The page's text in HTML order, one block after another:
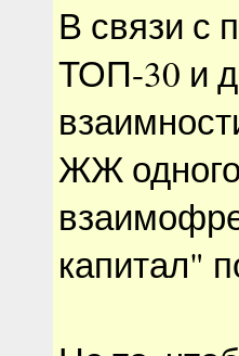
В связи с
ТОП-30 и
ЖЖ
капитал"